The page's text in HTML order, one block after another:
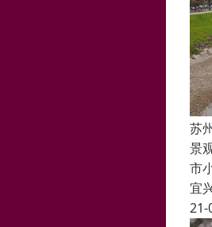
苏
景
市
宜
21-